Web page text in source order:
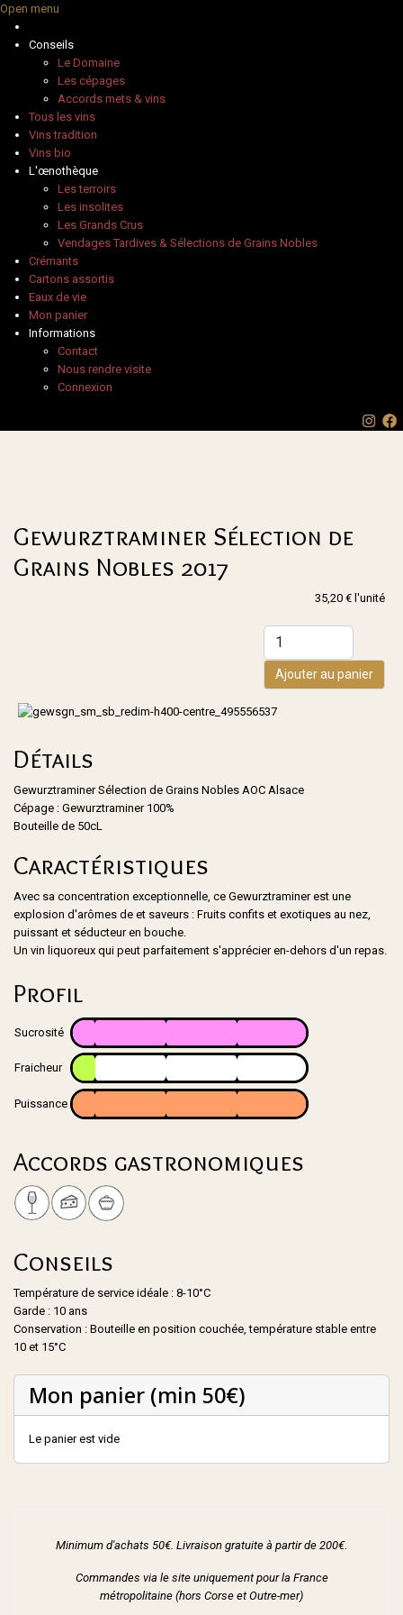
Open menu
Conseils
Le Domaine
Les cépages
Accords mets & vins
Tous les vins
Vins tradition
Vins bio
L'œnothèque
Les terroirs
Les insolites
Les Grands Crus
Vendages Tardives & Sélections de Grains Nobles
Crémants
Cartons assortis
Eaux de vie
Mon panier
Informations
Contact
Nous rendre visite
Connexion
Gewurztraminer Sélection de
Grains Nobles 2017
35,20 € l'unité
Ajouter au panier
Détails
Gewurztraminer Sélection de Grains Nobles AOC Alsace
Cépage : Gewurztraminer 100%
Bouteille de 50cL
Caractéristiques
Avec sa concentration exceptionnelle, ce Gewurztraminer est une
explosion d'arômes de et saveurs : Fruits confits et exotiques au nez,
puissant et séducteur en bouche.
Un vin liquoreux qui peut parfaitement s'apprécier en-dehors d'un repas.
Profil
Sucrosité
Fraicheur
Puissance
Accords gastronomiques
Conseils
Température de service idéale : 8-10°C
Garde : 10 ans
Conservation : Bouteille en position couchée, température stable entre
10 et 15°C
Mon panier (min 50€)
Le panier est vide
Minimum d'achats 50€. Livraison gratuite à partir de 200€.
Commandes via le site uniquement pour la France
métropolitaine (hors Corse et Outre-mer)